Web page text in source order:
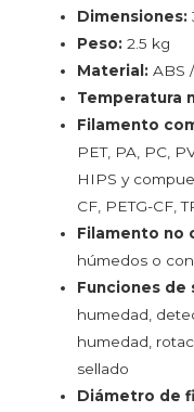
Dimensiones:
Peso: 2.5 kg
Material: ABS
Temperatura
Filamento
PET, PA, PC,
HIPS y
CF, PETG-CF,
Filamento no
húmedos o
Funciones de
humedad,
humedad,
sellado
Diámetro de